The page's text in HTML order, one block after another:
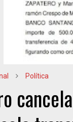
Política